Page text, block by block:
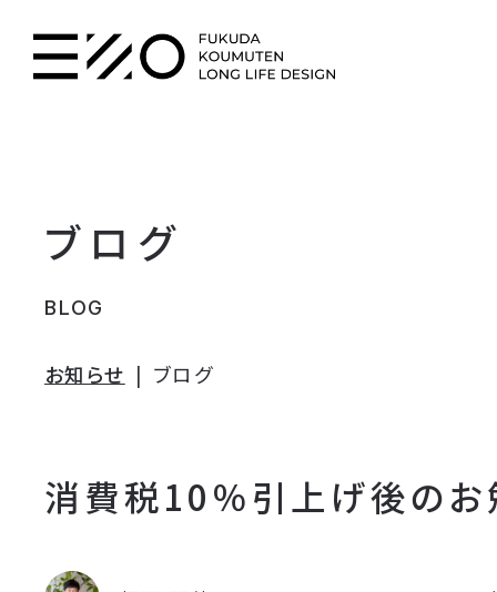
ブログ
BLOG
お知らせ ブログ
消費税10％引上げ後の